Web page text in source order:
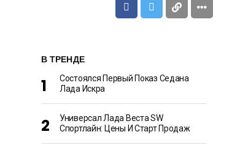
В ТРЕНДЕ
Состоялся Первый Показ Седана
Лада Искра
Универсал Лада Веста SW
Спортлайн: Цены И Старт Продаж